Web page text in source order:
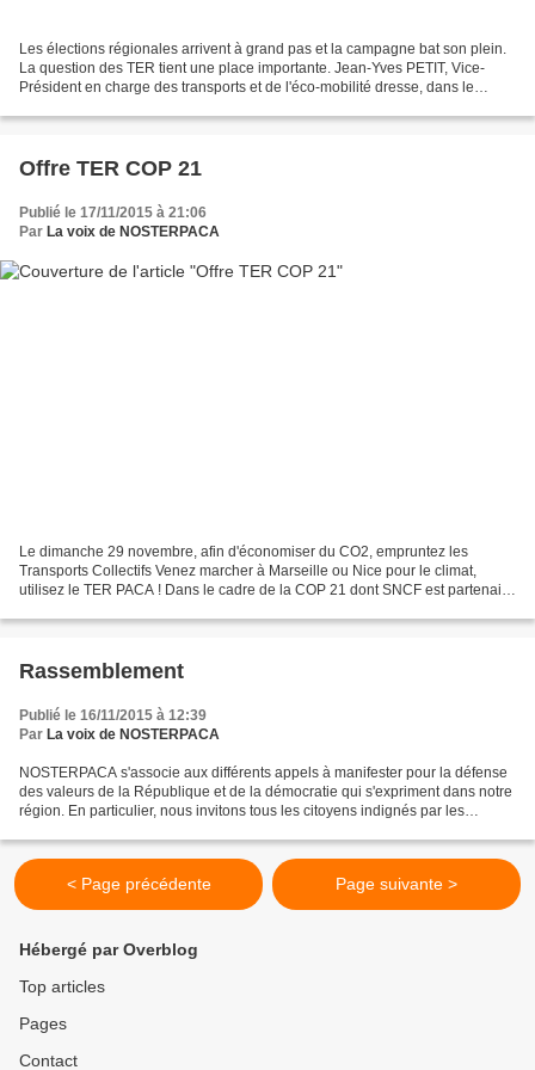
Les élections régionales arrivent à grand pas et la campagne bat son plein.
La question des TER tient une place importante. Jean-Yves PETIT, Vice-
Président en charge des transports et de l'éco-mobilité dresse, dans le
Offre TER COP 21
Publié le 17/11/2015 à 21:06
Par La voix de NOSTERPACA
Le dimanche 29 novembre, afin d'économiser du CO2, empruntez les
Transports Collectifs Venez marcher à Marseille ou Nice pour le climat,
utilisez le TER PACA ! Dans le cadre de la COP 21 dont SNCF est partenaire
Rassemblement
Publié le 16/11/2015 à 12:39
Par La voix de NOSTERPACA
NOSTERPACA s'associe aux différents appels à manifester pour la défense
des valeurs de la République et de la démocratie qui s'expriment dans notre
région. En particulier, nous invitons tous les citoyens indignés par les
< Page précédente Page suivante >
Hébergé par Overblog
Top articles
Pages
Contact